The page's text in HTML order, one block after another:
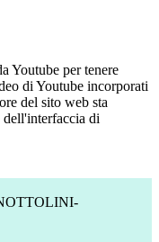
Youtube per tenere
di Youtube incorporati
del sito web sta
di